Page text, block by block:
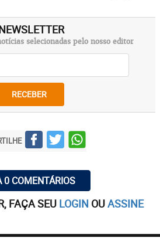
selecionadas pelo nosso editor
RECEBER
0 COMENTÁRIOS
FAÇA SEU LOGIN OUASSINE